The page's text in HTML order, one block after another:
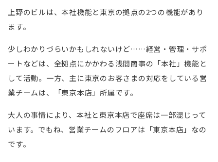
上野のビルは、本社機能と東京の拠点の2つの機能があり
ます。
少しわかりづらいかもしれないけど……経営・管理・サポ
ートなどは、全拠点にかかわる浅間商事の「本社」機能と
して活動。一方、主に東京のお客さまの対応をしている営
業チームは、「東京本店」所属です。
大人の事情により、本社と東京本店で座席は一部混じって
います。でもね、営業チームのフロアは「東京本店」なの
です。